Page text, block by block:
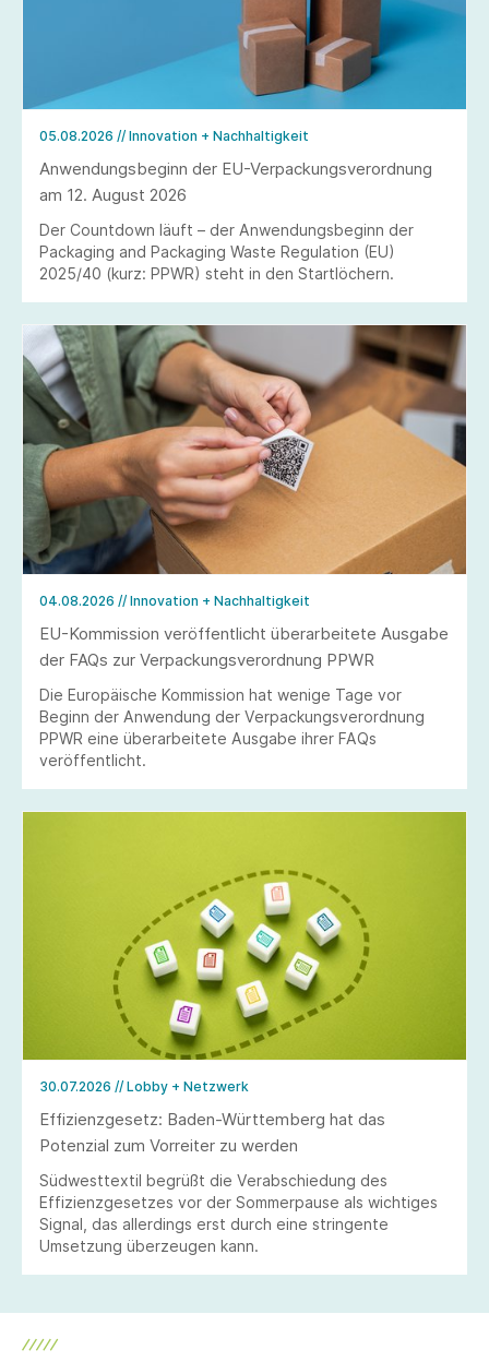
05.08.2026 // Innovation + Nachhaltigkeit
Anwendungsbeginn der EU-Verpackungsverordnung
am 12. August 2026
Der Countdown läuft – der Anwendungsbeginn der
Packaging and Packaging Waste Regulation (EU)
2025/40 (kurz: PPWR) steht in den Startlöchern.
04.08.2026 // Innovation + Nachhaltigkeit
EU-Kommission veröffentlicht überarbeitete Ausgabe
der FAQs zur Verpackungsverordnung PPWR
Die Europäische Kommission hat wenige Tage vor
Beginn der Anwendung der Verpackungsverordnung
PPWR eine überarbeitete Ausgabe ihrer FAQs
veröffentlicht.
30.07.2026 // Lobby + Netzwerk
Effizienzgesetz: Baden-Württemberg hat das
Potenzial zum Vorreiter zu werden
Südwesttextil begrüßt die Verabschiedung des
Effizienzgesetzes vor der Sommerpause als wichtiges
Signal, das allerdings erst durch eine stringente
Umsetzung überzeugen kann.